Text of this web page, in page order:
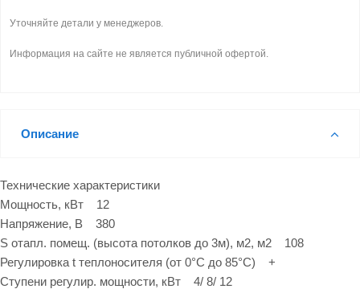
Уточняйте детали у менеджеров.
Информация на сайте не является публичной офертой.
Описание
Технические характеристики
Мощность, кВт 12
Напряжение, В 380
S отапл. помещ. (высота потолков до 3м), м2, м2 108
Регулировка t теплоносителя (от 0°С до 85°С) +
Ступени регулир. мощности, кВт 4/ 8/ 12